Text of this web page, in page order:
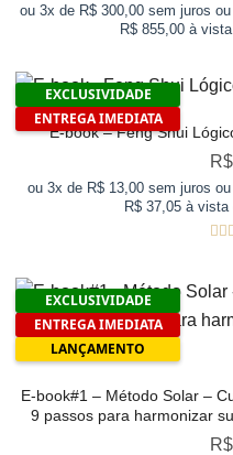
ou 3x de R$ 300,00 sem juros
R$ 855,00 à
EXCLUSIVIDADE
ENTREGA IMEDIATA
E-book – Feng Shui
R$
ou 3x de R$ 13,00 sem juros
R$ 37,05 à
EXCLUSIVIDADE
ENTREGA IMEDIATA
LANÇAMENTO
E-book#1 – Método Solar –
9 passos para harmonizar
R$